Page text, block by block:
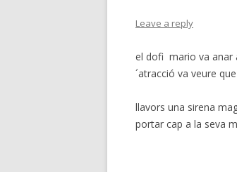
Leave a reply
el dofi mario va anar
´atracció va veure
llavors una sirena
portar cap a la seva